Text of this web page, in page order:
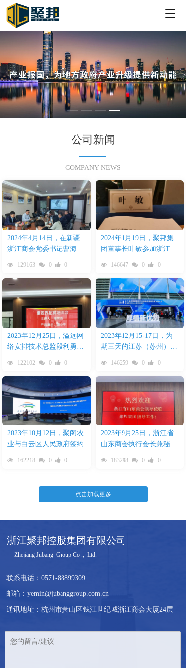
T
g
e
n
a
i
公司新闻
COMPANY NEWS
2024年4月14日，在新疆
浙江商会党委书记曹海华
震一行莅临聚邦集团考察
129163 0 0
2024年1月19日，聚邦集
团董事长叶敏参加浙江省
146647 0 0
2023年12月25日，溢远网
络安排技术总监段利勇率
122102 0 0
2023年12月15-17日，为
期三天的江苏（苏州）教
146259 0 0
2023年10月12日，聚阁农
业与白云区人民政府签约
162218 0 0
2023年9月25日，浙江省
山东商会执行会长兼秘书
183298 0 0
点击加载更多
浙江聚邦控股集团有限公司
     Zhejiang Jubang  Group Co .,  Ltd.
联系电话： 0571-88899309
邮箱：yemin@jubanggroup.com.cn
通讯地址：杭州市萧山区钱江世纪城浙江商会大厦24层